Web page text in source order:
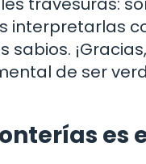
interpretarlas
de ser
es